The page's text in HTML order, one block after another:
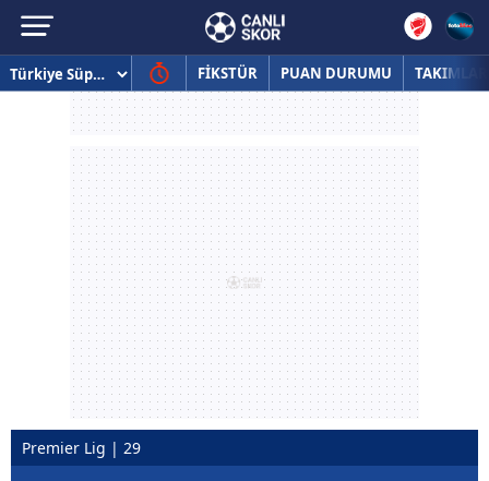
FİKSTÜR PUAN DURUMU TAKIMLAR
Premier Lig | 29